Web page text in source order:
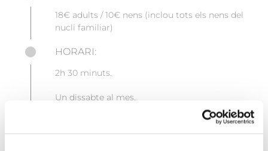
18€ adults / 10€ nens (inclou tots els nens del
nucli familiar)
HORARI:
2h 30 minuts.
Un dissabte al mes.
Sota disponibilitat i amb reserva prèvia.